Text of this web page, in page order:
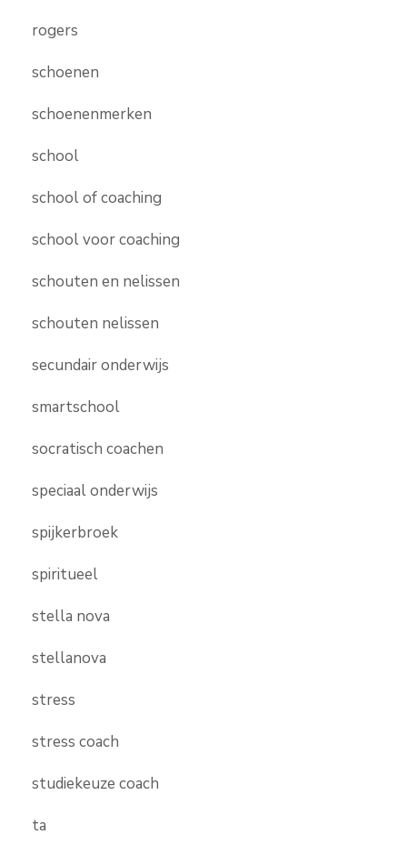
rogers
schoenen
schoenenmerken
school
school of coaching
school voor coaching
schouten en nelissen
schouten nelissen
secundair onderwijs
smartschool
socratisch coachen
speciaal onderwijs
spijkerbroek
spiritueel
stella nova
stellanova
stress
stress coach
studiekeuze coach
ta